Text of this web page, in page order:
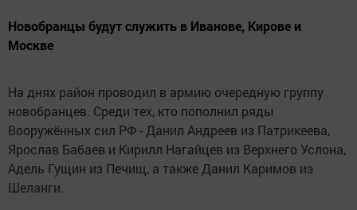
Новобранцы будут служить в Иванове, Кирове и
Москве
На днях район проводил в армию очередную группу
новобранцев. Среди тех, кто пополнил ряды
Вооружённых сил РФ - Данил Андреев из Патрикеева,
Ярослав Бабаев и Кирилл Нагайцев из Верхнего Услона,
Адель Гущин из Печищ, а также Данил Каримов из
Шеланги.